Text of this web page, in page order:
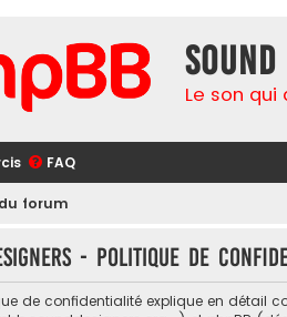
Le son qui
FAQ
forum
- Politique de
de confidentialité explique en détail